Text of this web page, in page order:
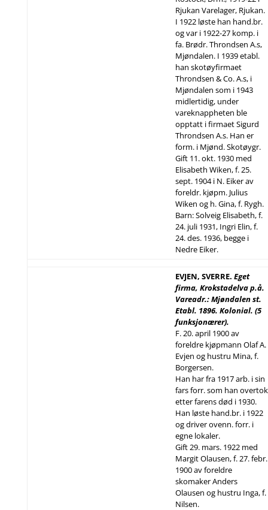
Rjukan Varelager, Rjukan.
I 1922 løste han hand.br.
og var i 1922-27 komp. i
fa. Brødr. Throndsen A.s,
Mjøndalen. I 1939 etabl.
han skotøyfirmaet
Throndsen & Co. A.s, i
Mjøndalen som i 1943
midlertidig, under
vareknappheten ble
opptatt i firmaet Sigurd
Throndsen A.s. Han er
form. i Mjønd. Skotøygr.
Gift 11. okt. 1930 med
Elisabeth Wiken, f. 25.
sept. 1904 i N. Eiker av
foreldr. kjøpm. Julius
Wiken og h. Gina, f. Rygh.
Barn: Solveig Elisabeth, f.
24. juli 1931, Ingri Elin, f.
24. des. 1936, begge i
Nedre Eiker.
EVJEN, SVERRE. Eget
firma, Krokstadelva p.å.
Vareadr.: Mjøndalen st.
Etabl. 1896. Kolonial. (5
funksjonærer).
F. 20. april 1900 av
foreldre kjøpmann Olaf A.
Evjen og hustru Mina, f.
Borgersen.
Han har fra 1917 arb. i sin
fars forr. som han overtok
etter farens død i 1930.
Han løste hand.br. i 1922
og driver ovenn. forr. i
egne lokaler.
Gift 29. mars. 1922 med
Margit Olausen, f. 27. febr.
1900 av foreldre
skomaker Anders
Olausen og hustru Inga, f.
Nilsen.